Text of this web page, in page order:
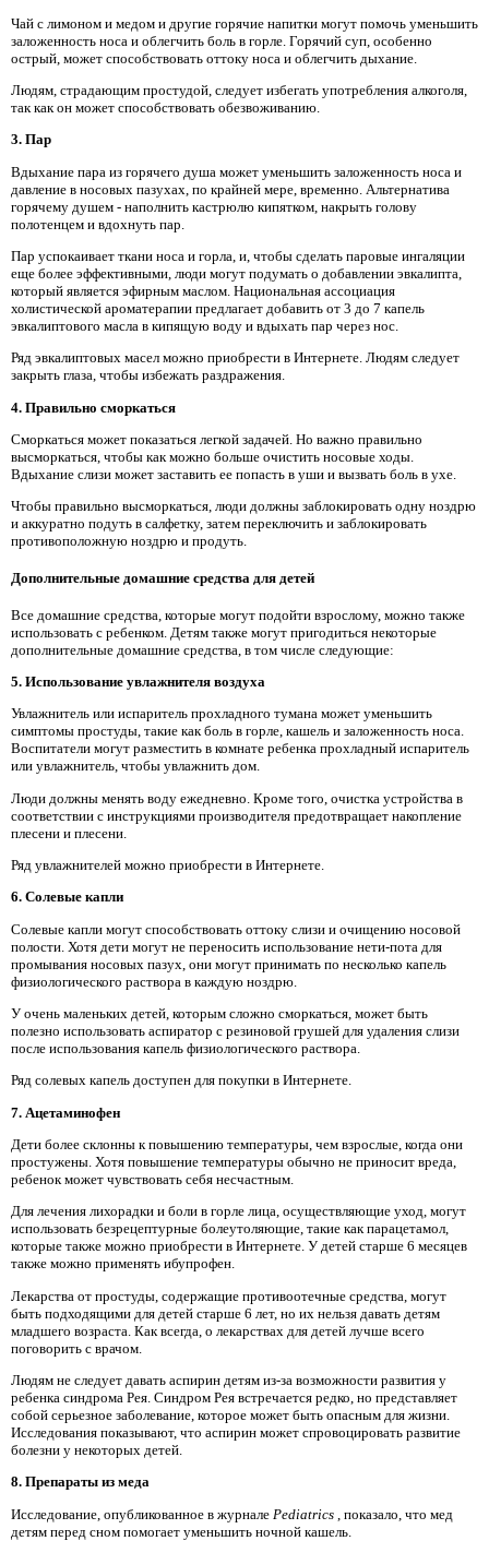
Чай с лимоном и медом и другие горячие напитки могут помочь уменьшить
заложенность носа и облегчить боль в горле. Горячий суп, особенно
острый, может способствовать оттоку носа и облегчить дыхание.
Людям, страдающим простудой, следует избегать употребления алкоголя,
так как он может способствовать обезвоживанию.
3. Пар
Вдыхание пара из горячего душа может уменьшить заложенность носа и
давление в носовых пазухах, по крайней мере, временно. Альтернатива
горячему душем - наполнить кастрюлю кипятком, накрыть голову
полотенцем и вдохнуть пар.
Пар успокаивает ткани носа и горла, и, чтобы сделать паровые ингаляции
еще более эффективными, люди могут подумать о добавлении эвкалипта,
который является эфирным маслом. Национальная ассоциация
холистической ароматерапии предлагает добавить от 3 до 7 капель
эвкалиптового масла в кипящую воду и вдыхать пар через нос.
Ряд эвкалиптовых масел можно приобрести в Интернете. Людям следует
закрыть глаза, чтобы избежать раздражения.
4. Правильно сморкаться
Сморкаться может показаться легкой задачей. Но важно правильно
высморкаться, чтобы как можно больше очистить носовые ходы.
Вдыхание слизи может заставить ее попасть в уши и вызвать боль в ухе.
Чтобы правильно высморкаться, люди должны заблокировать одну ноздрю
и аккуратно подуть в салфетку, затем переключить и заблокировать
противоположную ноздрю и продуть.
Дополнительные домашние средства для детей
Все домашние средства, которые могут подойти взрослому, можно также
использовать с ребенком. Детям также могут пригодиться некоторые
дополнительные домашние средства, в том числе следующие:
5. Использование увлажнителя воздуха
Увлажнитель или испаритель прохладного тумана может уменьшить
симптомы простуды, такие как боль в горле, кашель и заложенность носа.
Воспитатели могут разместить в комнате ребенка прохладный испаритель
или увлажнитель, чтобы увлажнить дом.
Люди должны менять воду ежедневно. Кроме того, очистка устройства в
соответствии с инструкциями производителя предотвращает накопление
плесени и плесени.
Ряд увлажнителей можно приобрести в Интернете.
6. Солевые капли
Солевые капли могут способствовать оттоку слизи и очищению носовой
полости. Хотя дети могут не переносить использование нети-пота для
промывания носовых пазух, они могут принимать по несколько капель
физиологического раствора в каждую ноздрю.
У очень маленьких детей, которым сложно сморкаться, может быть
полезно использовать аспиратор с резиновой грушей для удаления слизи
после использования капель физиологического раствора.
Ряд солевых капель доступен для покупки в Интернете.
7. Ацетаминофен
Дети более склонны к повышению температуры, чем взрослые, когда они
простужены. Хотя повышение температуры обычно не приносит вреда,
ребенок может чувствовать себя несчастным.
Для лечения лихорадки и боли в горле лица, осуществляющие уход, могут
использовать безрецептурные болеутоляющие, такие как парацетамол,
которые также можно приобрести в Интернете. У детей старше 6 месяцев
также можно применять ибупрофен.
Лекарства от простуды, содержащие противоотечные средства, могут
быть подходящими для детей старше 6 лет, но их нельзя давать детям
младшего возраста. Как всегда, о лекарствах для детей лучше всего
поговорить с врачом.
Людям не следует давать аспирин детям из-за возможности развития у
ребенка синдрома Рея. Синдром Рея встречается редко, но представляет
собой серьезное заболевание, которое может быть опасным для жизни.
Исследования показывают, что аспирин может спровоцировать развитие
болезни у некоторых детей.
8. Препараты из меда
Исследование, опубликованное в журнале Pediatrics , показало, что мед
детям перед сном помогает уменьшить ночной кашель.